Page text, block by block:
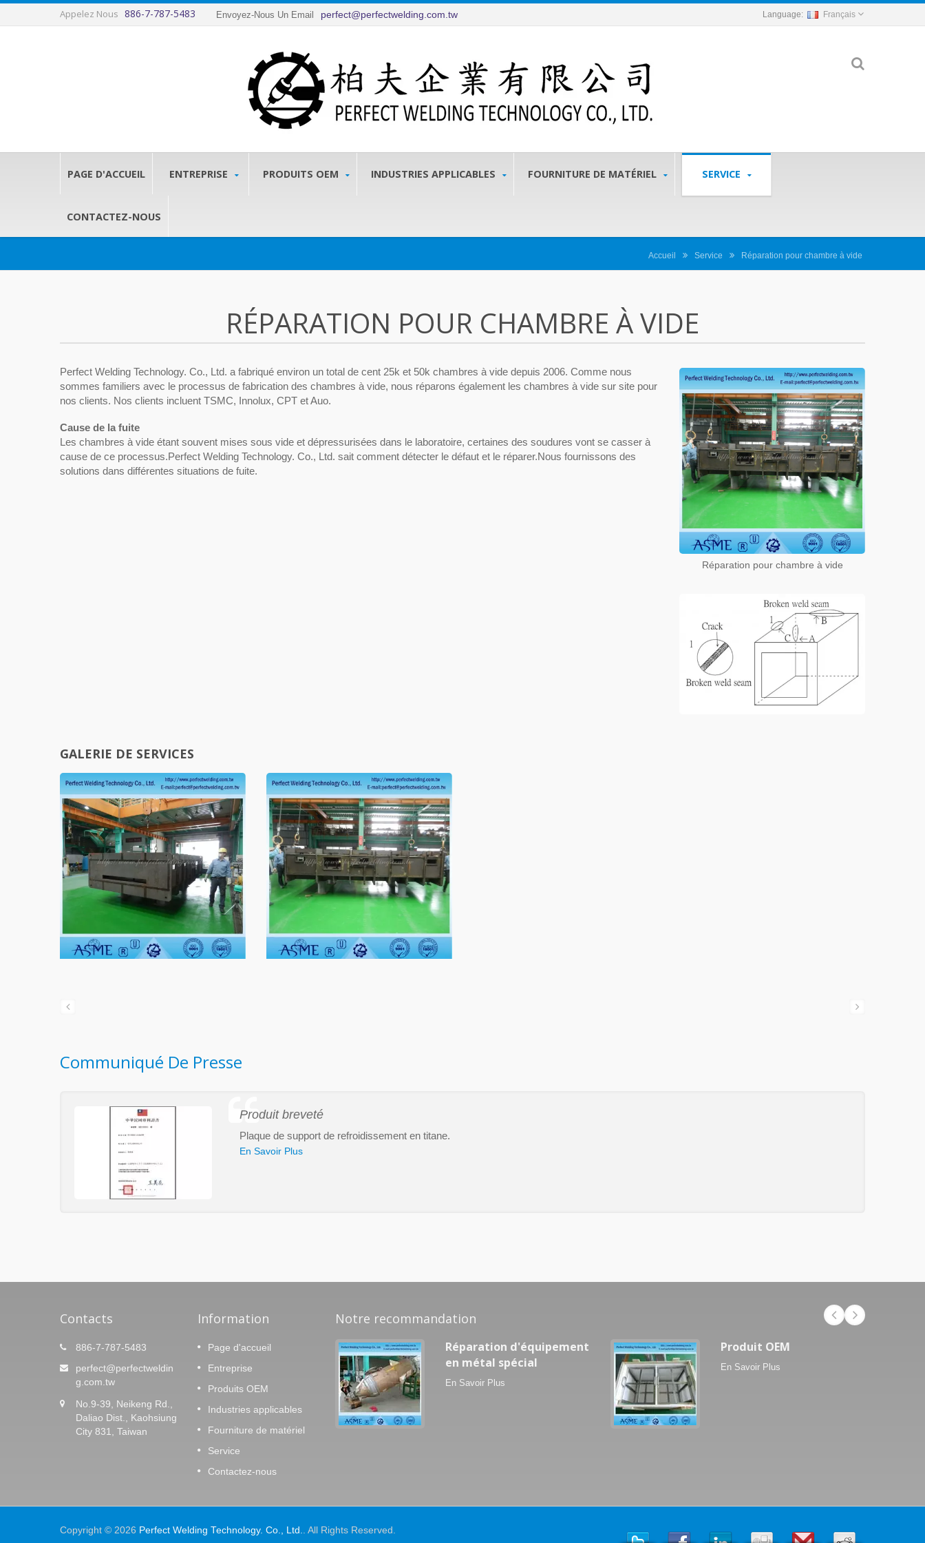
Appelez Nous 886-7-787-5483 Envoyez-Nous Un Email perfect@perfectwelding.com.tw Français
PAGE D'ACCUEIL ENTREPRISE PRODUITS OEM INDUSTRIES APPLICABLES FOURNITURE DE MATÉRIEL SERVICE
CONTACTEZ-NOUS
Accueil Service Réparation pour chambre à vide
RÉPARATION POUR CHAMBRE À VIDE
Réparation pour chambre à vide
Perfect Welding Technology. Co., Ltd. a fabriqué environ un total de cent 25k et 50k chambres à vide depuis 2006. Comme nous
sommes familiers avec le processus de fabrication des chambres à vide, nous réparons également les chambres à vide sur site pour
nos clients. Nos clients incluent TSMC, Innolux, CPT et Auo.
Cause de la fuite
Les chambres à vide étant souvent mises sous vide et dépressurisées dans le laboratoire, certaines des soudures vont se casser à
cause de ce processus.Perfect Welding Technology. Co., Ltd. sait comment détecter le défaut et le réparer.Nous fournissons des
solutions dans différentes situations de fuite.
GALERIE DE SERVICES
Communiqué De Presse
Produit breveté
Plaque de support de refroidissement en titane.
En Savoir Plus
Contacts
886-7-787-5483
perfect@perfectweldin
g.com.tw
No.9-39, Neikeng Rd.,
Daliao Dist., Kaohsiung
City 831, Taiwan
Information
Page d'accueil
Entreprise
Produits OEM
Industries applicables
Fourniture de matériel
Service
Contactez-nous
Notre recommandation
Mélangeur en titane
En Savoir Plus
Réparation d'équipement
en métal spécial
En Savoir Plus
Produit OEM
En Savoir Plus
Copyright © 2026 Perfect Welding Technology. Co., Ltd.. All Rights Reserved.